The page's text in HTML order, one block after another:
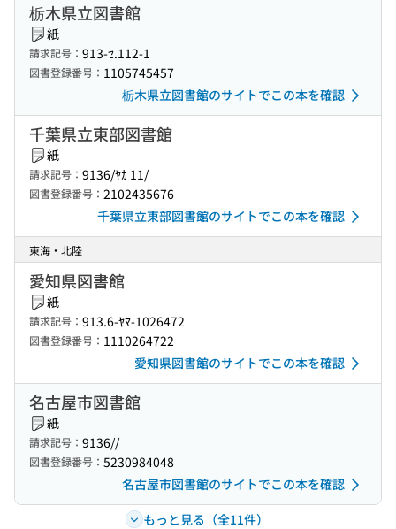
栃木県立図書館
紙
請求記号： 913-ｾ.112-1
図書登録番号： 1105745457
栃木県立図書館のサイトでこの本を確認
千葉県立東部図書館
紙
請求記号： 9136/ﾔｶ 11/
図書登録番号： 2102435676
千葉県立東部図書館のサイトでこの本を確認
東海・北陸
愛知県図書館
紙
請求記号： 913.6-ﾔﾏ-1026472
図書登録番号： 1110264722
愛知県図書館のサイトでこの本を確認
名古屋市図書館
紙
請求記号： 9136//
図書登録番号： 5230984048
名古屋市図書館のサイトでこの本を確認
もっと見る（全11件）